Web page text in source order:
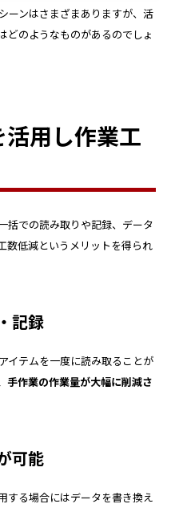
ーンはさまざまありますが、活
どのようなものがあるのでしょ
用し作業工
括での読み取りや記録、データ
数低減というメリットを得られ
記録
イテムを一度に読み取ることが
手作業の作業量が大幅に削減さ
可能
する場合にはデータを書き換え